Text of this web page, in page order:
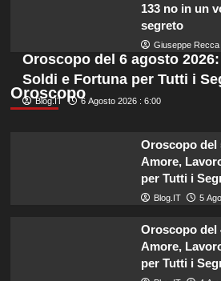
133 no in un
segreto
Giuseppe Recca
Oroscopo
Oroscopo del 6 agosto
Soldi e Fortuna per Tutti i
Blog.IT 6 Agosto 2026 : 6:00
Oroscopo del
Amore,
per Tutti i
Blog.IT 5
Oroscopo del
Amore,
per Tutti i